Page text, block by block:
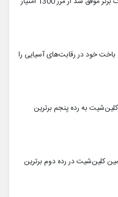
باخت خود در رقابت‌های آسیایی را
حسین حسینی سنگربان سپاهان با 103 کلین‌شیت به رده پنجم برترین
کلین‌شیت در رده دوم برترین